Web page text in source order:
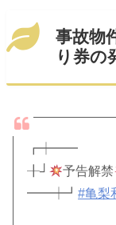
事故物
り券の
┏┿━━
╂┘
予告解禁
━━┿┛#亀梨